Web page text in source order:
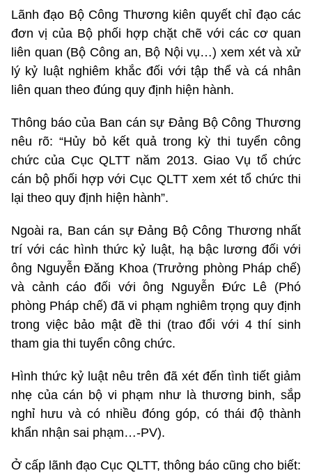
Lãnh đạo Bộ Công Thương kiên quyết chỉ đạo các
đơn vị của Bộ phối hợp chặt chẽ với các cơ quan
liên quan (Bộ Công an, Bộ Nội vụ…) xem xét và xử
lý kỷ luật nghiêm khắc đối với tập thể và cá nhân
liên quan theo đúng quy định hiện hành.
Thông báo của Ban cán sự Đảng Bộ Công Thương
nêu rõ: “Hủy bỏ kết quả trong kỳ thi tuyển công
chức của Cục QLTT năm 2013. Giao Vụ tổ chức
cán bộ phối hợp với Cục QLTT xem xét tổ chức thi
lại theo quy định hiện hành”.
Ngoài ra, Ban cán sự Đảng Bộ Công Thương nhất
trí với các hình thức kỷ luật, hạ bậc lương đối với
ông Nguyễn Đăng Khoa (Trưởng phòng Pháp chế)
và cảnh cáo đối với ông Nguyễn Đức Lê (Phó
phòng Pháp chế) đã vi phạm nghiêm trọng quy định
trong việc bảo mật đề thi (trao đổi với 4 thí sinh
tham gia thi tuyển công chức.
Hình thức kỷ luật nêu trên đã xét đến tình tiết giảm
nhẹ của cán bộ vi phạm như là thương binh, sắp
nghỉ hưu và có nhiều đóng góp, có thái độ thành
khẩn nhận sai phạm…-PV).
Ở cấp lãnh đạo Cục QLTT, thông báo cũng cho biết: